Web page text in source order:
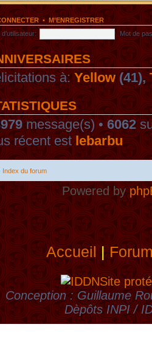
•M’ENREGISTRER
Mot de
à:Yellow(41),
message(s) •6062
récent estlebarbu
Index du forum
Powered by
Accueil|
Site
Conception : Guillaume
Dèpôts INPI /